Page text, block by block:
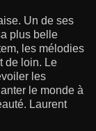
Un de ses
plus belle
les mélodies
de loin. Le
les
le monde à
Laurent